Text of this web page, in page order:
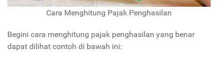
Cara Menghitung Pajak Penghasilan
Begini cara menghitung pajak penghasilan yang benar
dapat dilihat contoh di bawah ini: